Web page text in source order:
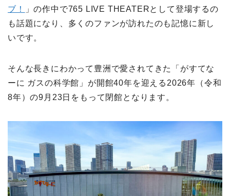
ブ！
」の作中で765 LIVE THEATERとして登場するの
も話題になり、多くのファンが訪れたのも記憶に新し
いです。
そんな長きにわかって豊洲で愛されてきた「がすてな
ーに ガスの科学館」が開館40年を迎える2026年（令和
8年）の9月23日をもって閉館となります。